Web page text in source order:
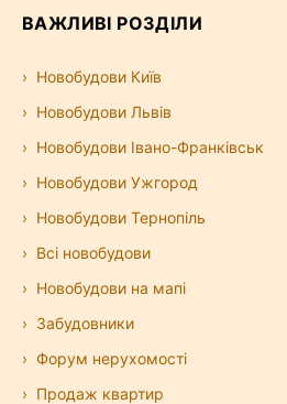
ВАЖЛИВІ РОЗДІЛИ
Новобудови Київ
Новобудови Львів
Новобудови Івано-Франківськ
Новобудови Ужгород
Новобудови Тернопіль
Всі новобудови
Новобудови на мапі
Забудовники
Форум нерухомості
Продаж квартир